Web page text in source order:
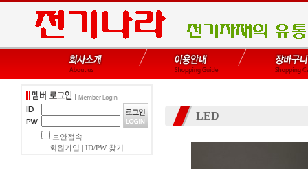
보안접속
회원가입
ID/PW 찾기
LED